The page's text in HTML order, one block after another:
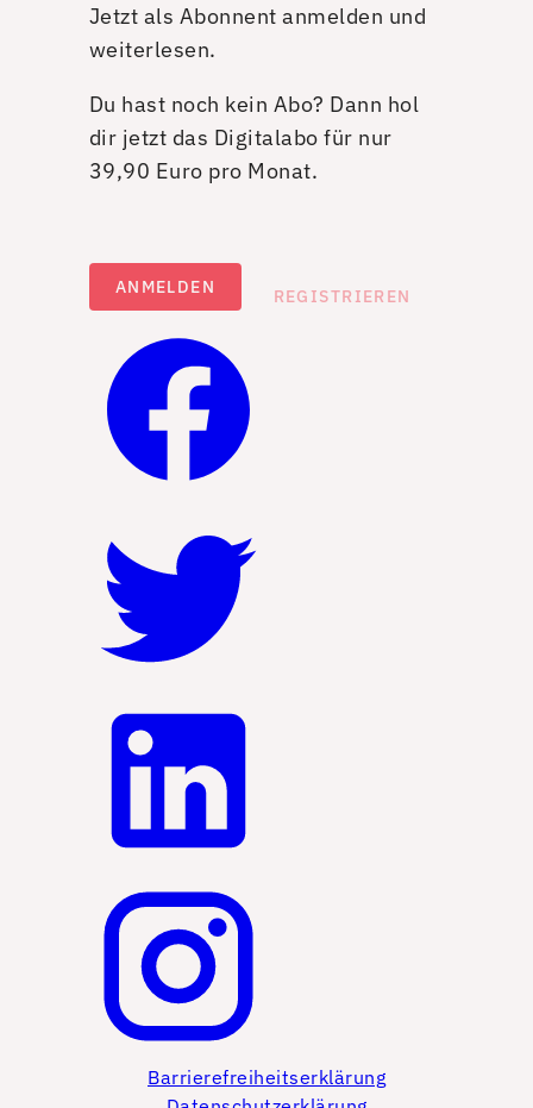
Jetzt als Abonnent anmelden und
weiterlesen.
Du hast noch kein Abo? Dann hol
dir jetzt das Digitalabo für nur
39,90 Euro pro Monat.
ANMELDEN REGISTRIEREN
Barrierefreiheitserklärung